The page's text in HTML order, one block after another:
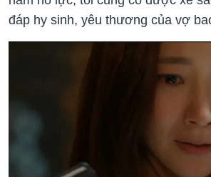
đáp hy sinh, yêu thương của vợ